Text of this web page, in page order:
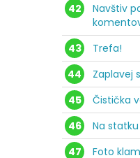
42
Navštiv
43
Trefa!
44
Zaplavej
45
Čistička
46
Na statku
47
Foto klam